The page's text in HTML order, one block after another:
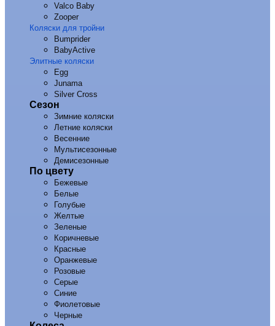
Valco Baby
Zooper
Коляски для тройни
Bumprider
BabyActive
Элитные коляски
Egg
Junama
Silver Cross
Сезон
Зимние коляски
Летние коляски
Весенние
Мультисезонные
Демисезонные
По цвету
Бежевые
Белые
Голубые
Желтые
Зеленые
Коричневые
Красные
Оранжевые
Розовые
Серые
Синие
Фиолетовые
Черные